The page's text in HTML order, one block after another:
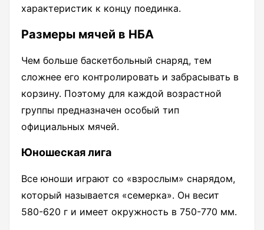
характеристик к концу поединка.
Размеры мячей в НБА
Чем больше баскетбольный снаряд, тем
сложнее его контролировать и забрасывать в
корзину. Поэтому для каждой возрастной
группы предназначен особый тип
официальных мячей.
Юношеская лига
Все юноши играют со «взрослым» снарядом,
который называется «семерка». Он весит
580-620 г и имеет окружность в 750-770 мм.